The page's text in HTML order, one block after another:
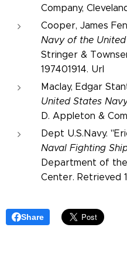
Company,
Cooper, James
Navy of the
Stringer &
197401914. Url
Maclay, Edgar
United States
D. Appleton &
Dept U.S.Navy.
Naval Fighting
Department of
Center. Retrieved
Share